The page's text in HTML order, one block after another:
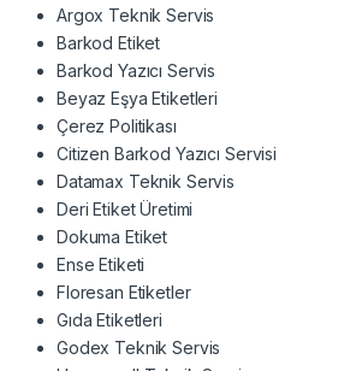
Argox Teknik Servis
Barkod Etiket
Barkod Yazıcı Servis
Beyaz Eşya Etiketleri
Çerez Politikası
Citizen Barkod Yazıcı Servisi
Datamax Teknik Servis
Deri Etiket Üretimi
Dokuma Etiket
Ense Etiketi
Floresan Etiketler
Gıda Etiketleri
Godex Teknik Servis